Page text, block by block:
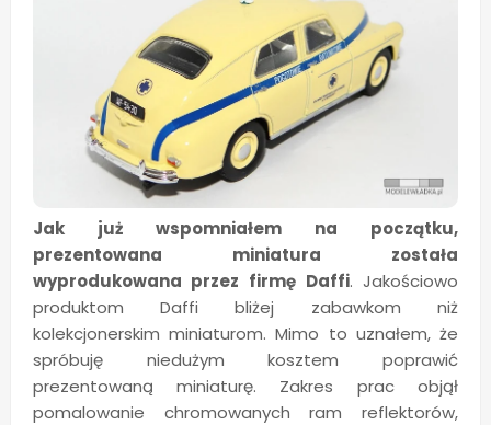
Jak już wspomniałem na początku,
prezentowana miniatura została
wyprodukowana przez firmę Daffi. Jakościowo
produktom Daffi bliżej zabawkom niż
kolekcjonerskim miniaturom. Mimo to uznałem, że
spróbuję niedużym kosztem poprawić
prezentowaną miniaturę. Zakres prac objął
pomalowanie chromowanych ram reflektorów,